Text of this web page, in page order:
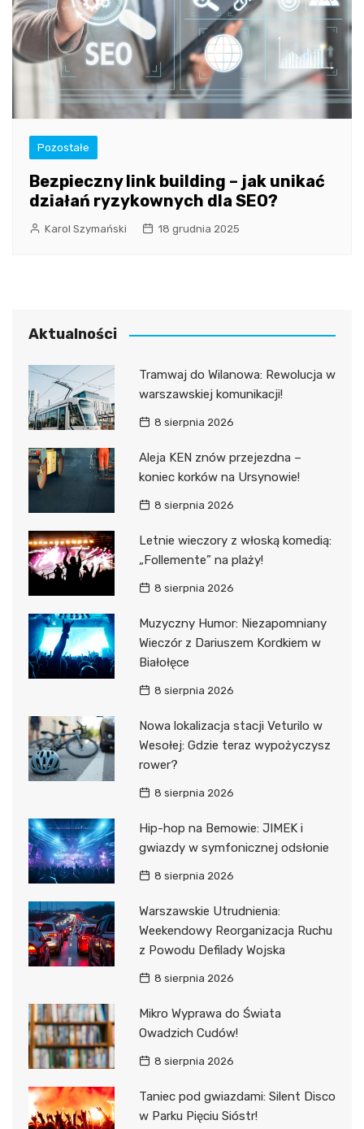
Pozostałe
Bezpieczny link building – jak unikać
działań ryzykownych dla SEO?
Karol Szymański 18 grudnia 2025
Aktualności
Tramwaj do Wilanowa: Rewolucja w
warszawskiej komunikacji!
8 sierpnia 2026
Aleja KEN znów przejezdna –
koniec korków na Ursynowie!
8 sierpnia 2026
Letnie wieczory z włoską komedią:
„Follemente” na plaży!
8 sierpnia 2026
Muzyczny Humor: Niezapomniany
Wieczór z Dariuszem Kordkiem w
Białołęce
8 sierpnia 2026
Nowa lokalizacja stacji Veturilo w
Wesołej: Gdzie teraz wypożyczysz
rower?
8 sierpnia 2026
Hip-hop na Bemowie: JIMEK i
gwiazdy w symfonicznej odsłonie
8 sierpnia 2026
Warszawskie Utrudnienia:
Weekendowy Reorganizacja Ruchu
z Powodu Defilady Wojska
8 sierpnia 2026
Mikro Wyprawa do Świata
Owadzich Cudów!
8 sierpnia 2026
Taniec pod gwiazdami: Silent Disco
w Parku Pięciu Sióstr!